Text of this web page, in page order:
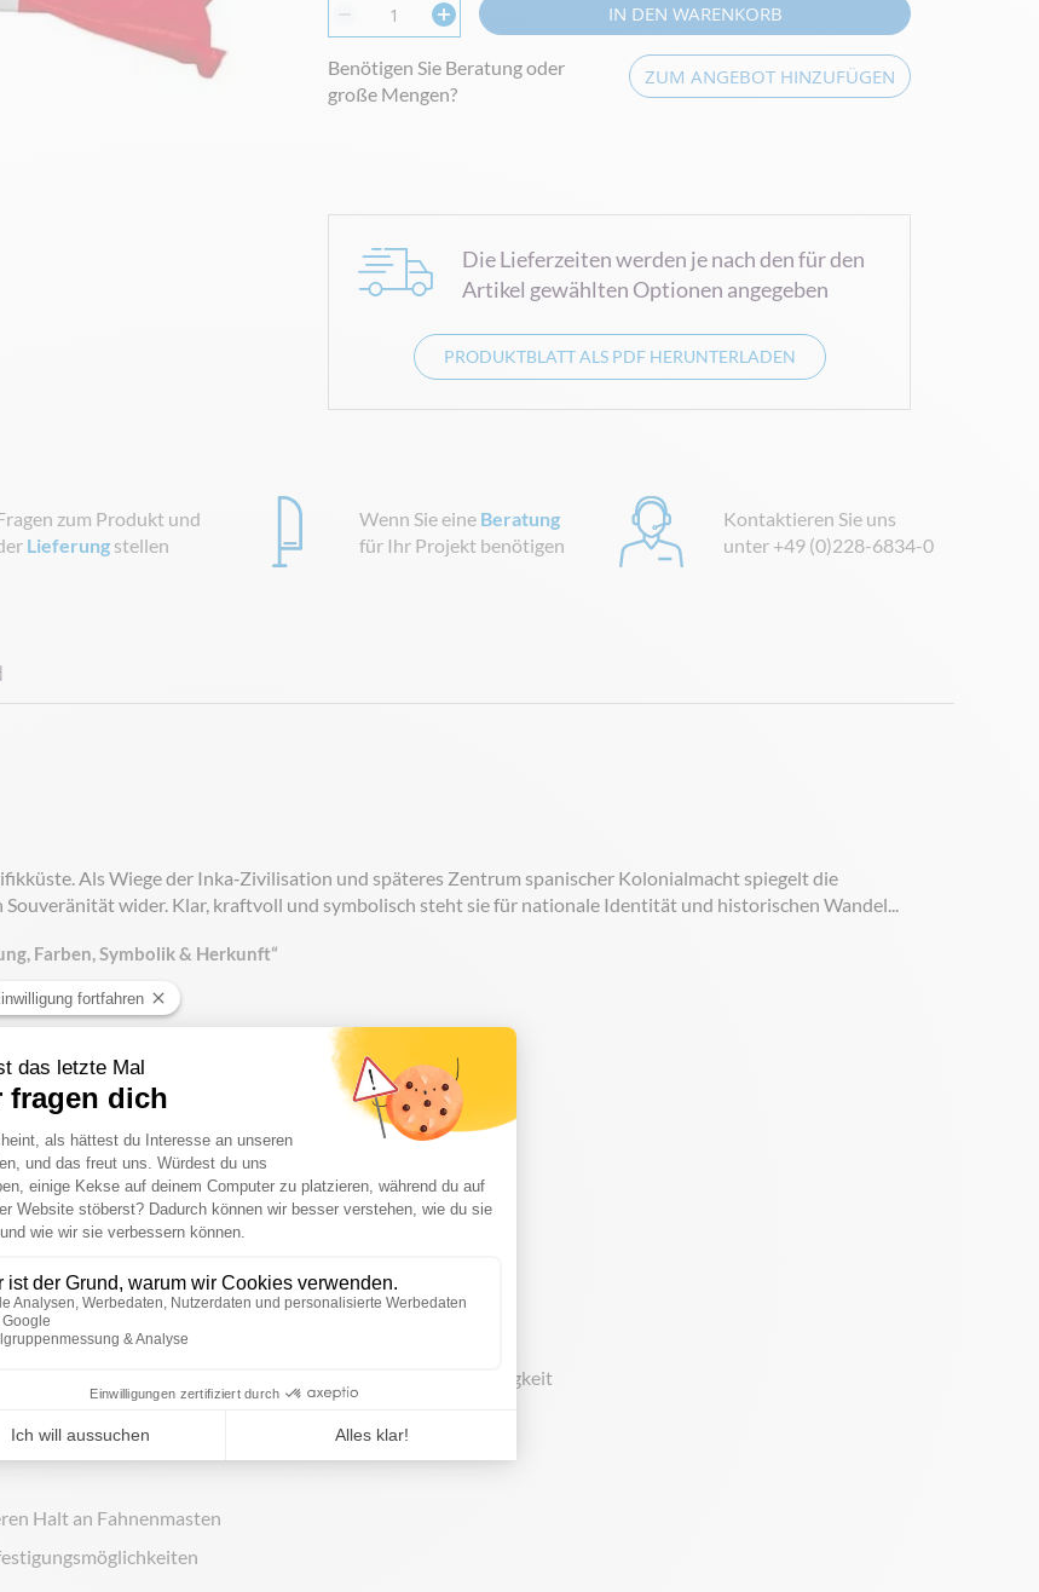
IN DEN WARENKORB
Benötigen Sie Beratung oder
große Mengen?
ZUM ANGEBOT HINZUFÜGEN
Die Lieferzeiten werden je nach den für den
Artikel gewählten Optionen angegeben
PRODUKTBLATT ALS PDF HERUNTERLADEN
zum Produkt und
Lieferung stellen
Wenn Sie eine Beratung
für Ihr Projekt benötigen
Kontaktieren Sie uns
unter +49 (0)228-6834-0
Als Wiege der Inka‑Zivilisation und späteres Zentrum spanischer Kolonialmacht spiegelt die
wider. Klar, kraftvoll und symbolisch steht sie für nationale Identität und historischen Wandel...
Farben, Symbolik & Herkunft“
für den Außeneinsatz mit hoher Reißfestigkeit
- bekannt aus der Schifffahrt für höchste Strapazierfähigkeit
Halt an Fahnenmasten